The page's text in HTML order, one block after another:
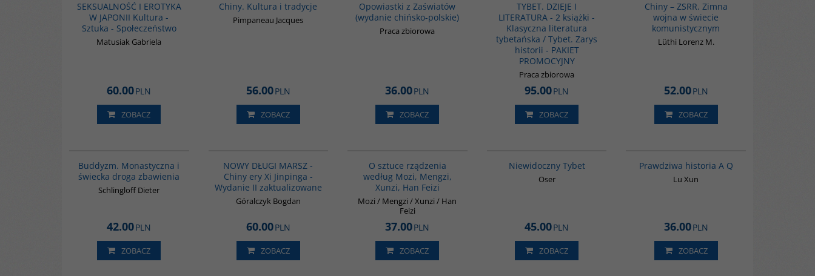
SEKSUALNOŚĆ I EROTYKA
W JAPONII Kultura -
Sztuka - Społeczeństwo
Matusiak Gabriela
60.00PLN
ZOBACZ
Chiny. Kultura i tradycje
Pimpaneau Jacques
56.00PLN
ZOBACZ
Opowiastki z Zaświatów
(wydanie chińsko-polskie)
Praca zbiorowa
36.00PLN
ZOBACZ
TYBET. DZIEJE I
LITERATURA - 2 książki -
Klasyczna literatura
tybetańska / Tybet. Zarys
historii - PAKIET
PROMOCYJNY
Praca zbiorowa
95.00PLN
ZOBACZ
Chiny – ZSRR. Zimna
wojna w świecie
komunistycznym
Lüthi Lorenz M.
52.00PLN
ZOBACZ
Buddyzm. Monastyczna i
świecka droga zbawienia
Schlingloff Dieter
42.00PLN
ZOBACZ
NOWY DŁUGI MARSZ -
Chiny ery Xi Jinpinga -
Wydanie II zaktualizowane
Góralczyk Bogdan
60.00PLN
ZOBACZ
O sztuce rządzenia
według Mozi, Mengzi,
Xunzi, Han Feizi
Mozi / Mengzi / Xunzi / Han
Feizi
37.00PLN
ZOBACZ
Niewidoczny Tybet
Oser
45.00PLN
ZOBACZ
Prawdziwa historia A Q
Lu Xun
36.00PLN
ZOBACZ